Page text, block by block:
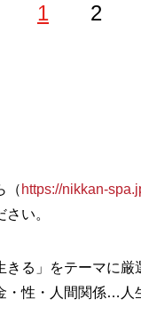
1 2
（ https://nikkan-
い。
る」をテーマに
・性・人間関係…人